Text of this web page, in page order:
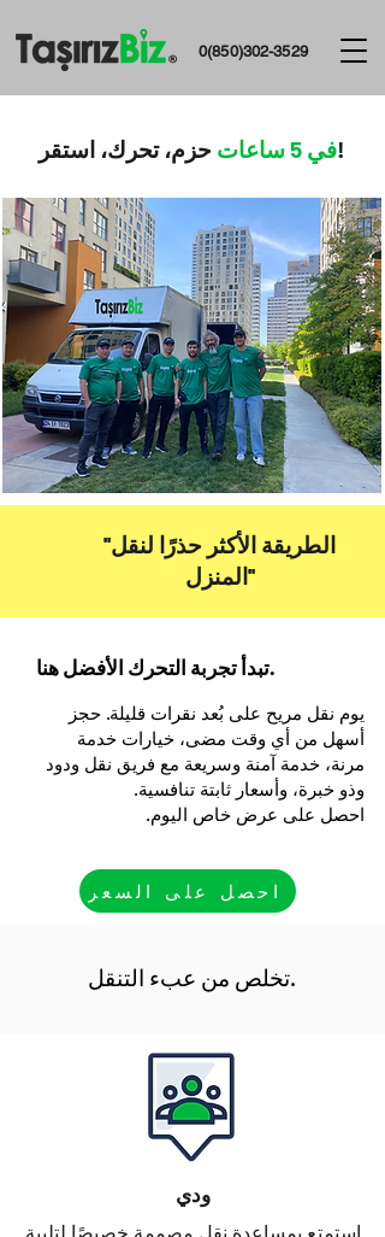
0(850)302-3529
في 5 ساعاتحزم، تحرك، استقر!
''الطريقة الأكثر حذرًا لنقل
المنزل''
تبدأ تجربة التحرك الأفضل هنا.
يوم نقل مريح على بُعد نقرات قليلة. حجز
أسهل من أي وقت مضى، خيارات خدمة
مرنة، خدمة آمنة وسريعة مع فريق نقل ودود
وذو خبرة، وأسعار ثابتة تنافسية.
احصل على عرض خاص اليوم.
احصل على السعر
تخلص من عبء التنقل.
ودي
استمتع بمساعدة نقل مصممة خصيصًا لتلبية